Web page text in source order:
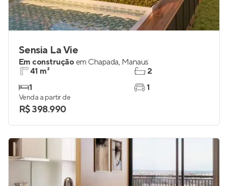
Sensia La Vie
Em construção em Chapada, Manaus
41 m²
1
2
1
Venda a partir de
R$ 398.990